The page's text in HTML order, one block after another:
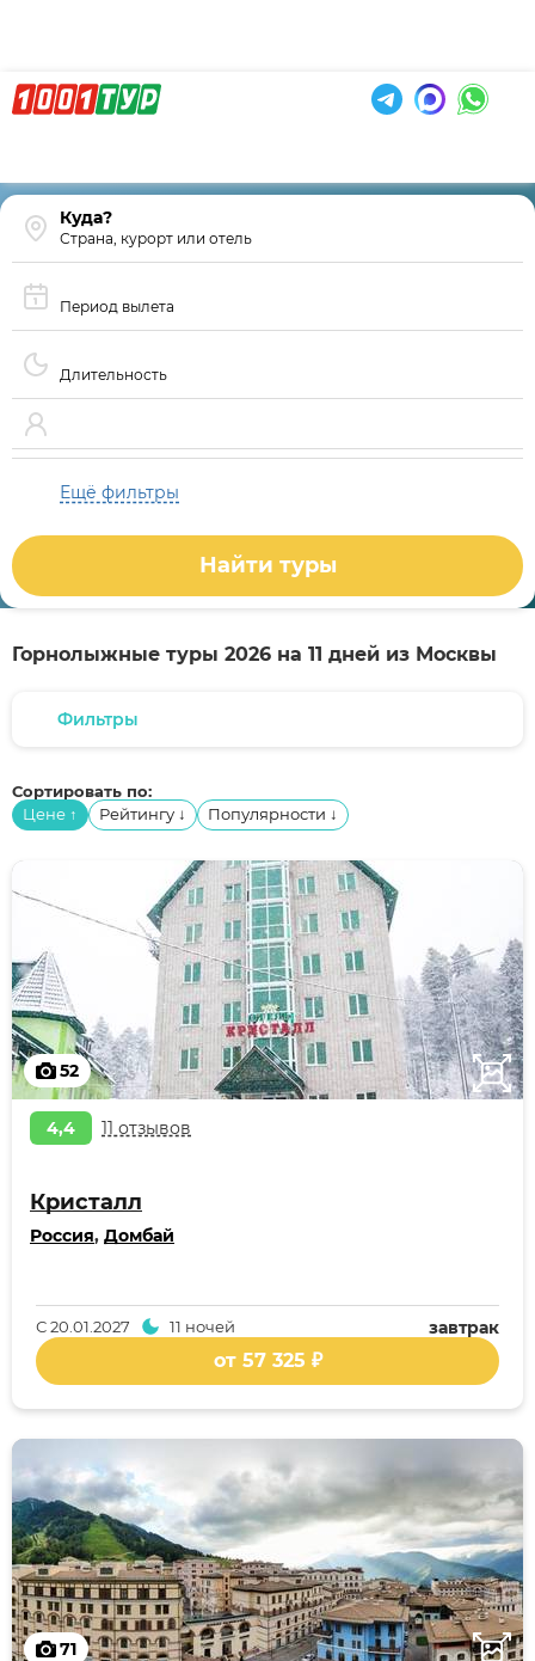
Страна, курорт или отель
Период вылета
Длительность
Ещё фильтры
Найти туры
Горнолыжные туры 2026 на 11 дней из Москвы
Фильтры
Сортировать по:
Цене ↑ Рейтингу ↓ Популярности ↓
52
4,4 11 отзывов
Кристалл
Россия, Домбай
завтрак
С20.01.2027 11 ночей
от 57 325 ₽
71